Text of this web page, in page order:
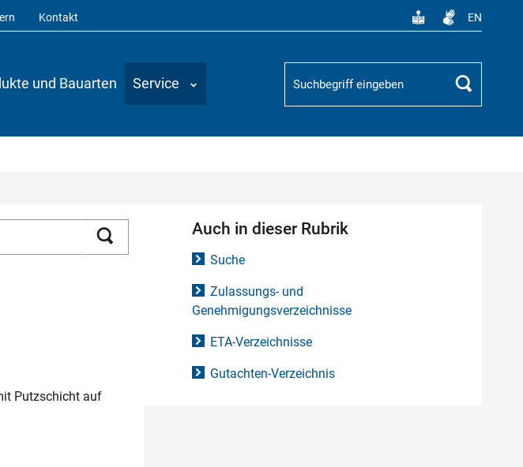
Kontakt EN
und Bauarten Service
Suchbegriff
Suchen
Putzschicht auf
Auch in dieser Rubrik
Suche
Zulassungs- und
Genehmigungsverzeichnisse
ETA-Verzeichnisse
Gutachten-Verzeichnis